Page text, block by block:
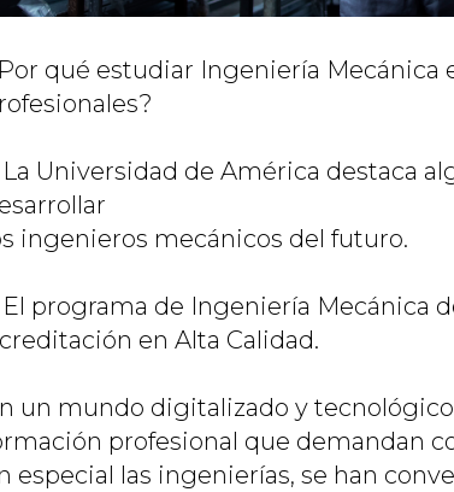
qué estudiar Ingeniería Mecánica
Universidad de América destaca
ingenieros mecánicos del futuro.
El programa de Ingeniería Mecánica
en Alta Calidad.
un mundo digitalizado y
profesional que demandan
especial las ingenierías, se han